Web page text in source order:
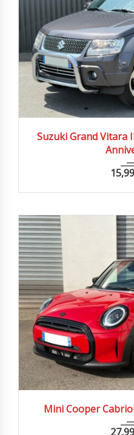
Suzuki Grand Vitara
Mini Cooper